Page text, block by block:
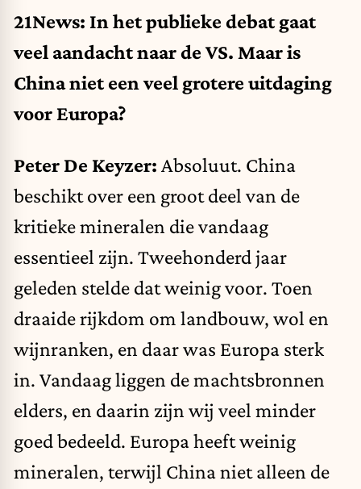
21News: In het publieke debat gaat
veel aandacht naar de VS. Maar is
China niet een veel grotere uitdaging
voor Europa?
Peter De Keyzer: Absoluut. China
beschikt over een groot deel van de
kritieke mineralen die vandaag
essentieel zijn. Tweehonderd jaar
geleden stelde dat weinig voor. Toen
draaide rijkdom om landbouw, wol en
wijnranken, en daar was Europa sterk
in. Vandaag liggen de machtsbronnen
elders, en daarin zijn wij veel minder
goed bedeeld. Europa heeft weinig
mineralen, terwijl China niet alleen de